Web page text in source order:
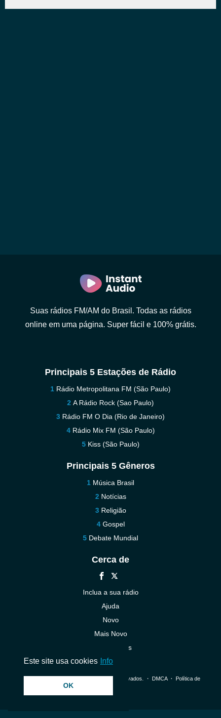
Suas rádios FM/AM do Brasil. Todas as rádios
online em uma página. Super fácil e 100% grátis.
Principais 5 Estações de Rádio
Rádio Metropolitana FM (São Paulo)
A Rádio Rock (Sao Paulo)
Rádio FM O Dia (Rio de Janeiro)
Rádio Mix FM (São Paulo)
Kiss (São Paulo)
Principais 5 Gêneros
Música Brasil
Notícias
Religião
Gospel
Debate Mundial
Cerca de
Inclua a sua rádio
Ajuda
Novo
Mais Novo
Contacte-nos
© 2026 InstantAudio. Todos os direitos reservados. ・ DMCA・ Política de
Este site usa cookies Info
OK